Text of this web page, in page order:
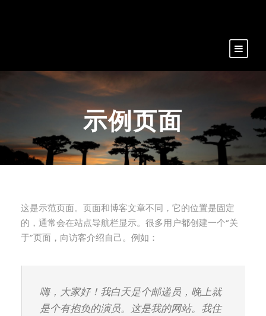
示例页面
这是示范页面。页面和博客文章不同，它的位置是固定
的，通常会在站点导航栏显示。很多用户都创建一个“关
于”页面，向访客介绍自己。例如：
嗨，大家好！我白天是个邮递员，晚上就
是个有抱负的演员。这是我的网站。我住